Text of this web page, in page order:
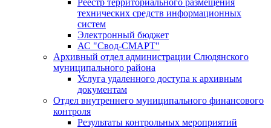
Реестр территориального размещения
технических средств информационных
систем
Электронный бюджет
АС "Свод-СМАРТ"
Архивный отдел администрации Слюдянского
муниципального района
Услуга удаленного доступа к архивным
документам
Отдел внутреннего муниципального финансового
контроля
Результаты контрольных мероприятий